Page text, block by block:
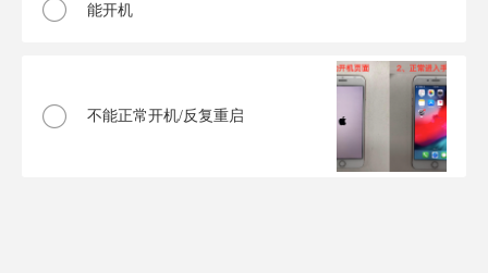
能开机
不能正常开机/反复重启